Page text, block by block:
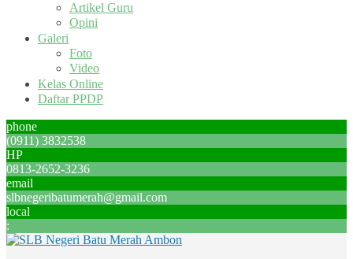
Artikel Guru
Opini
Galeri
Foto
Video
Kelas Online
Daftar PPDP
phone
(0911) 3832538
HP
0813-2652-3236
email
slbnegeribatumerah@gmail.com
local
: